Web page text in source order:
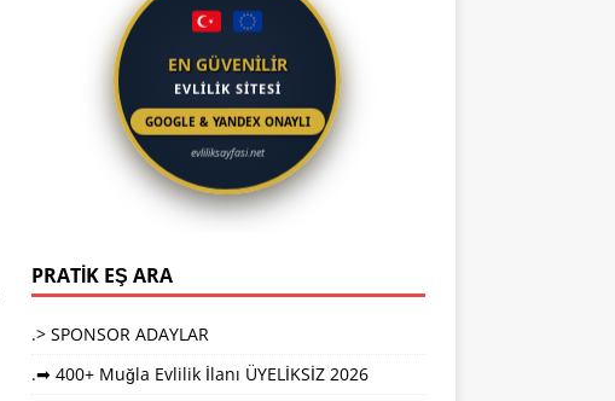
EN GÜVENİLİR
EVLİLİK SİTESİ
GOOGLE & YANDEX ONAYLI
evliliksayfasi.net
PRATİK EŞ ARA
.> SPONSOR ADAYLAR
.➡ 400+ Muğla Evlilik İlanı ÜYELİKSİZ 2026